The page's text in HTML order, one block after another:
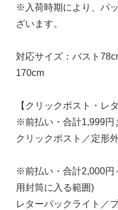
※入荷時期により、パ
ざいます。
対応サイズ：バスト
170cm
【クリックポスト・レ
※前払い・合計1,999円
クリックポスト／定形
※前払い・合計2,000円
用封筒に入る範囲)
レターパックライト／